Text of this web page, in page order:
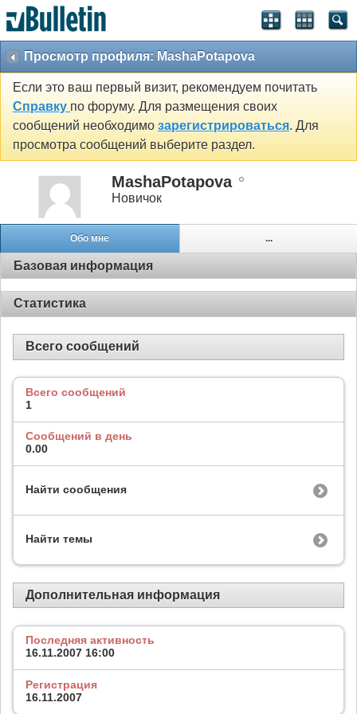
Просмотр профиля: MashaPotapova
Если это ваш первый визит, рекомендуем почитать
Справку по форуму. Для размещения своих
сообщений необходимо зарегистрироваться. Для
просмотра сообщений выберите раздел.
MashaPotapova
Новичок
Обо мне ...
Базовая информация
Статистика
Всего сообщений
Всего сообщений
1
Сообщений в день
0.00
Найти сообщения
Найти темы
Дополнительная информация
Последняя активность
16.11.2007 16:00
Регистрация
16.11.2007